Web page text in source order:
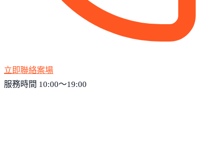
立即聯絡案場
服務時間 10:00～19:00